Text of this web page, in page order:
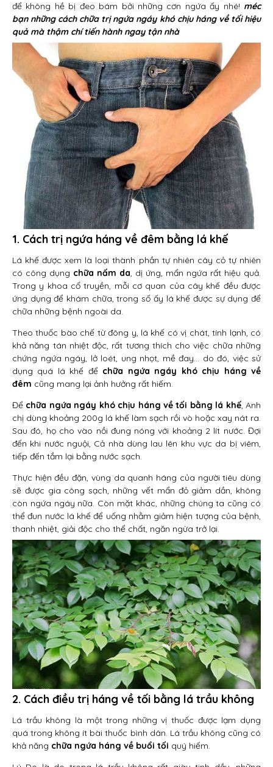
để không hề bị đeo bám bởi những cơn ngứa ấy nhé! méc
bạn những cách chữa trị ngứa ngáy khó chịu háng về tối hiệu
quả mà thậm chí tiến hành ngay tận nhà
1. Cách trị ngứa háng về đêm bằng lá khế
Lá khế được xem là loại thành phần tự nhiên cây cỏ tự nhiên
có công dụng chữa nấm da, dị ứng, mẩn ngứa rất hiệu quả.
Trong y khoa cổ truyền, mỗi cơ quan của cây khế đều được
ứng dụng để khám chữa, trong số ấy lá khế được sự dụng để
chữa những bệnh ngoài da.
Theo thuốc bào chế từ đông y, lá khế có vị chát, tính lạnh, có
khả năng tán nhiệt độc, rất tương thích cho việc chữa những
chứng ngứa ngáy, lở loét, ung nhọt, mề đay… do đó, việc sử
dụng quá lá khế để chữa ngứa ngáy khó chịu háng về
đêm cũng mang lại ảnh hưởng rất hiếm.
Để chữa ngứa ngáy khó chịu háng về tối bằng lá khế, Anh
chị dùng khoảng 200g lá khế làm sạch rồi vò hoặc xay nát ra.
Sau đó, họ cho vào nồi đung nóng với khoảng 2 lít nước. Đợi
đến khi nước nguội, Cả nhà dùng lau lên khu vực da bị viêm,
tiếp đến tắm lại bằng nước sạch.
Thực hiện đều đặn, vùng da quanh háng của người tiêu dùng
sẽ được gia công sạch, những vết mẩn đỏ giảm dần, không
còn ngứa ngáy nữa. Còn mặt khác, những chúng ta cũng có
thể đun nước lá khế để uống nhằm giảm hiện tượng của bệnh,
thanh nhiệt, giải độc cho thể chất, ngăn ngừa trở lại.
2. Cách điều trị háng về tối bằng lá trầu không
Lá trầu không là một trong những vị thuốc được lạm dụng
quá trong không ít bài thuốc bình dân. Lá trầu không cũng có
khả năng chữa ngứa háng về buổi tối quý hiếm.